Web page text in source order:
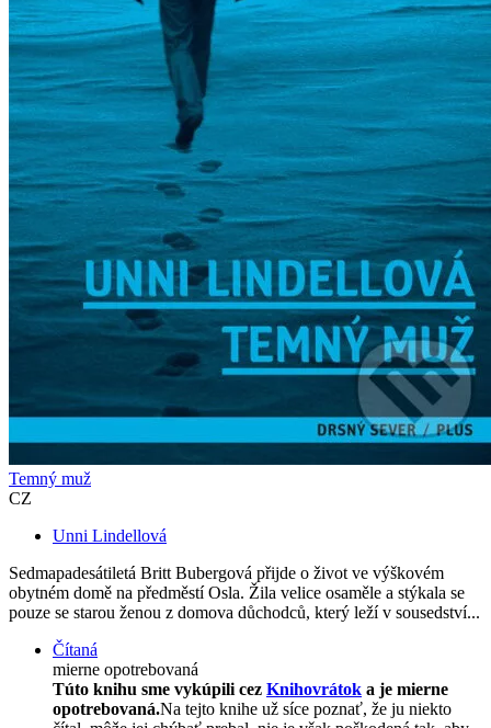
Temný muž
CZ
Unni Lindellová
Sedmapadesátiletá Britt Bubergová přijde o život ve výškovém
obytném domě na předměstí Osla. Žila velice osaměle a stýkala se
pouze se starou ženou z domova důchodců, který leží v sousedství...
Čítaná
mierne opotrebovaná
Túto knihu sme vykúpili cez Knihovrátok a je mierne
opotrebovaná.Na tejto knihe už síce poznať, že ju niekto